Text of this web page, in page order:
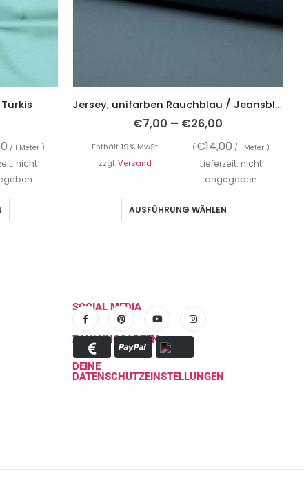
/ 1 Meter )
nicht
Jersey, unifarben Rauchblau / Jeansblau
€7,00 – €26,00
Enthält 19% MwSt. (€14,00 / 1 Meter )
zzgl.Versand
Lieferzeit: nicht
angegeben
AUSFÜHRUNG WÄHLEN
SOCIAL MEDIA
ZAHLUNGSARTEN
DEINE
DATENSCHUTZEINSTELLUNGEN